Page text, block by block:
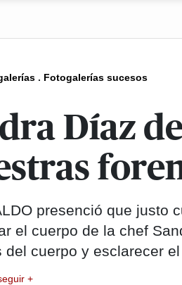
. Fotogalerías sucesos
Díaz
presenció que justo
el cuerpo de la chef
del cuerpo y esclarecer
+